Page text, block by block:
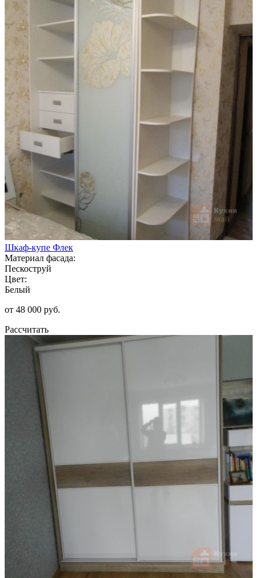
Шкаф-купе Флек
Материал фасада:
Пескоструй
Цвет:
Белый
от 48 000 руб.
Рассчитать